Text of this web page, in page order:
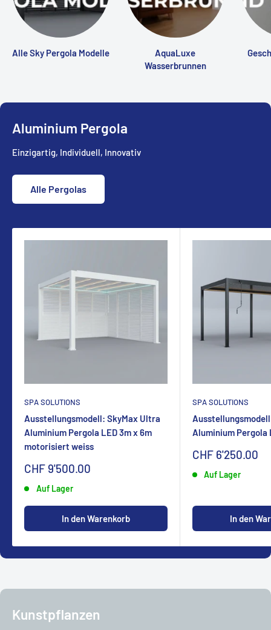
Alle Sky Pergola Modelle
AquaLuxe
Wasserbrunnen
Aluminium Pergola
Einzigartig, Individuell, Innovativ
Alle Pergolas
SPA SOLUTIONS
Ausstellungsmodell: SkyMax Ultra
Aluminium Pergola LED 3m x 6m
motorisiert weiss
Sonderpreis
CHF 9'500.00
Auf Lager
In den Warenkorb
SPA SOLUTIONS
Aluminium Pergola
Sonderpreis
CHF 6'250.00
Auf Lager
In den
Kunstpflanzen